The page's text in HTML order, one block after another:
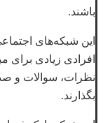
باشند.
این شبکه‌های
افرادی زیادی برای
نظرات، سوالات و
بگذارند.